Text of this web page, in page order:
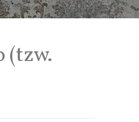
(tzw.